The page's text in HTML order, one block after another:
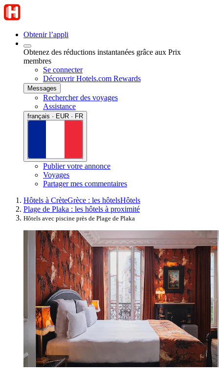
Obtenir l’appli
Obtenez des réductions instantanées grâce aux Prix
membres
Se connecter
Découvrir Hotels.com Rewards
Messages
Rechercher des voyages
Assistance
français · EUR · FR
Publier votre annonce
Voyages
Partager mes commentaires
Hôtels à CrèteGrèce : les hôtelsHôtels
Plage de Plaka : les hôtels à proximité
Hôtels avec piscine près de Plage de Plaka